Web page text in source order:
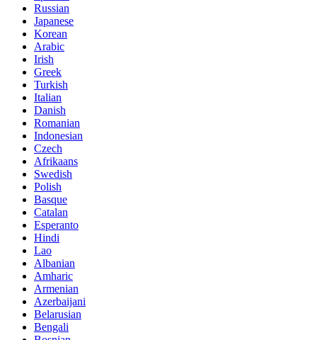
Russian
Japanese
Korean
Arabic
Irish
Greek
Turkish
Italian
Danish
Romanian
Indonesian
Czech
Afrikaans
Swedish
Polish
Basque
Catalan
Esperanto
Hindi
Lao
Albanian
Amharic
Armenian
Azerbaijani
Belarusian
Bengali